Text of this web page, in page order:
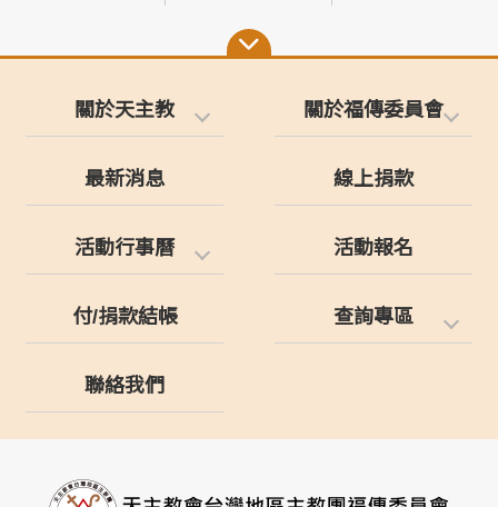
關於天主教 關於福傳委員會
最新消息 線上捐款
活動行事曆 活動報名
付/捐款結帳 查詢專區
聯絡我們